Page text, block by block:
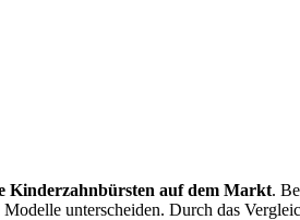
Kinderzahnbürsten auf dem Markt.
unterscheiden. Durch das